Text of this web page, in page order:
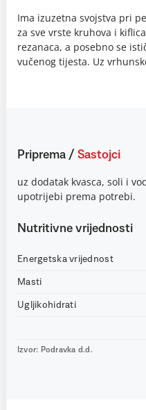
Ima izuzetna svojstva pri
za sve vrste kruhova i
rezanaca, a posebno se
vučenog tijesta. Uz
Priprema / Sastojci
uz dodatak kvasca, soli i
upotrijebi prema potrebi.
Nutritivne vrijednosti
Energetska vrijednost
Masti
Ugljikohidrati
Izvor: Podravka d.d.